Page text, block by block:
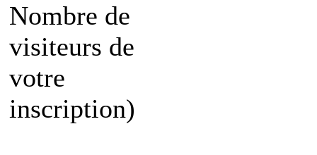
Nombre de
visiteurs de
votre
inscription)